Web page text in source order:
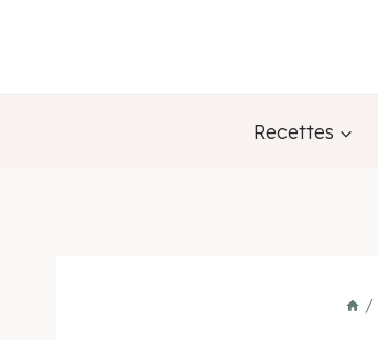
Recettes
/